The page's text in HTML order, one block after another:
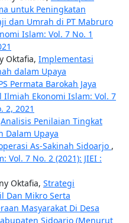
untuk Peningkatan
dan Umrah di PT Mabruro
Islam: Vol. 7 No. 1
Oktafia, Implementasi
dalam Upaya
Permata Barokah Jaya
Ilmiah Ekonomi Islam: Vol. 7
2, 2021
Analisis Penilaian Tingkat
Dalam Upaya
As-Sakinah Sidoarjo ,
Vol. 7 No. 2 (2021): JIEI :
Oktafia, Strategi
Dan Mikro Serta
Masyarakat Di Desa
Sidoarjo (Menurut